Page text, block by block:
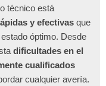
técnico está
y efectivas que
óptimo. Desde
dificultades en el
cualificados
cualquier avería.